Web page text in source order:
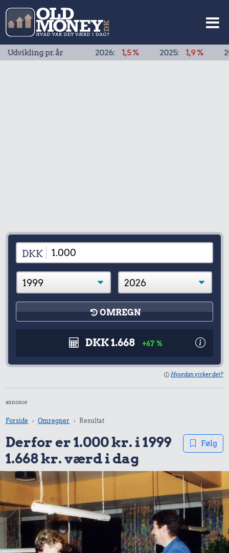
pr. år2026: 1,5 % 2025: 1,9 % 2024: 1,9
DKK
OMREGN
DKK 1.668 +67 %
Hvordan virker det?
annonce
Forside Omregner Resultat
Derfor er 1.000 kr. i 1999
1.668 kr. værd i dag
Følg